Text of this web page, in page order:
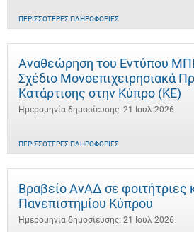
ΠΕΡΙΣΣΌΤΕΡΕΣ ΠΛΗΡΟΦΟΡΊΕΣ
Αναθεώρηση του Εντύπου
Σχέδιο Μονοεπιχειρησιακά
Κατάρτισης στην Κύπρο (ΚΕ)
Ημερομηνία δημοσίευσης: 21 Ιουλ 2026
ΠΕΡΙΣΣΌΤΕΡΕΣ ΠΛΗΡΟΦΟΡΊΕΣ
Βραβείο ΑνΑΔ σε φοιτήτριες
Πανεπιστημίου Κύπρου
Ημερομηνία δημοσίευσης: 21 Ιουλ 2026